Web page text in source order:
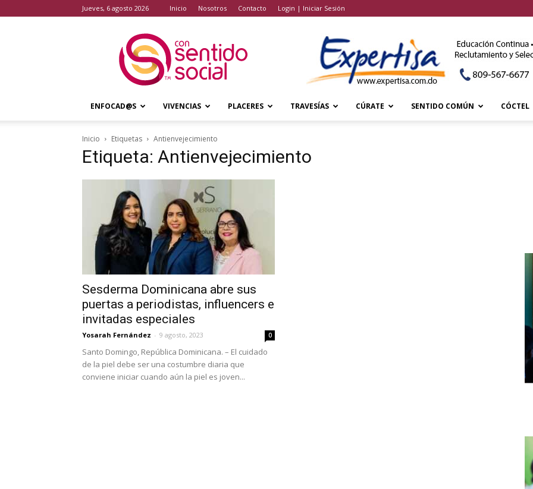
jueves, 6 agosto 2026 Inicio Nosotros Contacto Login | Iniciar Sesión
Sentido
Social
ENFOCAD@S VIVENCIAS PLACERES TRAVESÍAS CÚRATE SENTIDO COMÚN CÓCTEL
Inicio Etiquetas Antienvejecimiento
Etiqueta: Antienvejecimiento
Sesderma Dominicana abre sus
puertas a periodistas, influencers e
invitadas especiales
Yosarah Fernández - 9 agosto, 2023 0
Santo Domingo, República Dominicana. – El cuidado
de la piel debe ser una costumbre diaria que
conviene iniciar cuando aún la piel es joven...